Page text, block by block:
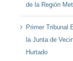
de la Región
Primer Tribunal
la Junta de
Hurtado